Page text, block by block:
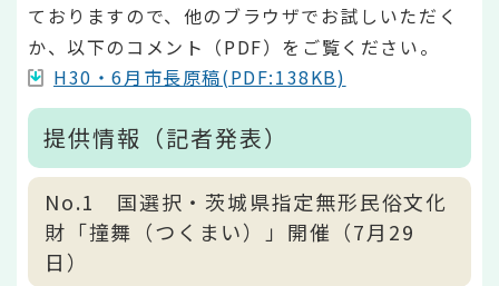
ておりますので、他のブラウザでお試しいただく
か、以下のコメント（PDF）をご覧ください。
H30・6月市長原稿(PDF:138KB)
提供情報（記者発表）
No.1 国選択・茨城県指定無形民俗文化
財「撞舞（つくまい）」開催（7月29
日）